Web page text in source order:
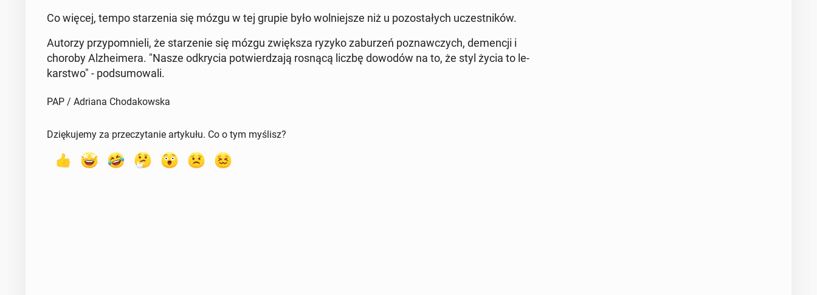
Co więcej, tempo sta­rze­nia się mózgu w tej grupie było wol­niej­sze niż u po­zo­sta­łych uczest­ni­ków.
Autorzy przy­po­mnie­li, że sta­rze­nie się mózgu zwięk­sza ryzyko za­bu­rzeń po­znaw­czych, de­men­cji i
choroby Al­zhe­ime­ra. "Nasze od­kry­cia po­twier­dza­ją rosnącą liczbę dowodów na to, że styl życia to le­
kar­stwo" - pod­su­mo­wa­li.
PAP / Adriana Chodakowska
Dziękujemy za przeczytanie artykułu. Co o tym myślisz?